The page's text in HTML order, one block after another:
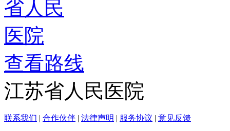
查看路线
江苏省人民医院
联系我们 | 合作伙伴 | 法律声明 | 服务协议 | 意见反馈